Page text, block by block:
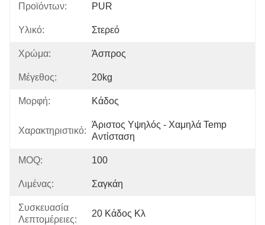
Προϊόντων:
PUR
Υλικό: Στερεό
Χρώμα: Άσπρος
Μέγεθος: 20kg
Μορφή: Κάδος
Χαρακτηριστικό:
Άριστος Υψηλός - Χαμηλά Temp
Αντίσταση
MOQ: 100
Λιμένας: Σαγκάη
Συσκευασία
Λεπτομέρειες:
20 Κάδος Κλ